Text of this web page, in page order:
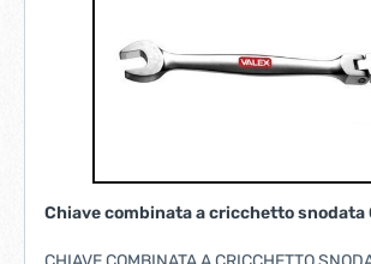
Chiave combinata a cricchetto snodata